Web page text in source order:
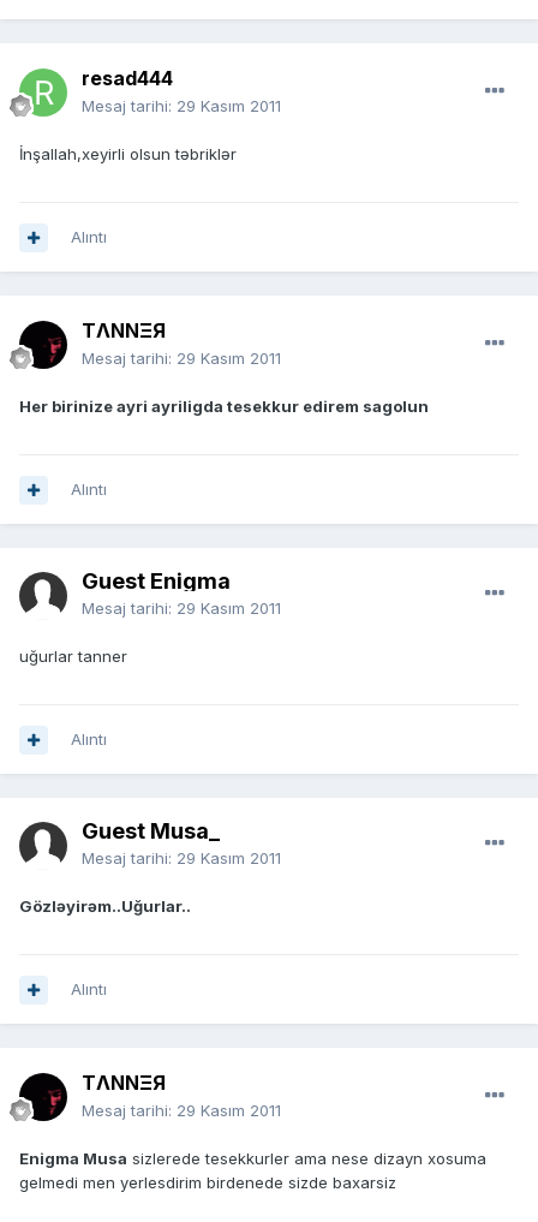
resad444
Mesaj tarihi: 29 Kasım 2011
İnşallah,xeyirli olsun təbriklər
Alıntı
TΛNNΞЯ
Mesaj tarihi: 29 Kasım 2011
Her birinize ayri ayriligda tesekkur edirem sagolun
Alıntı
Guest Enigma
Mesaj tarihi: 29 Kasım 2011
uğurlar tanner
Alıntı
Guest Musa_
Mesaj tarihi: 29 Kasım 2011
Gözləyirəm..Uğurlar..
Alıntı
TΛNNΞЯ
Mesaj tarihi: 29 Kasım 2011
Enigma Musa sizlerede tesekkurler ama nese dizayn xosuma
gelmedi men yerlesdirim birdenede sizde baxarsiz